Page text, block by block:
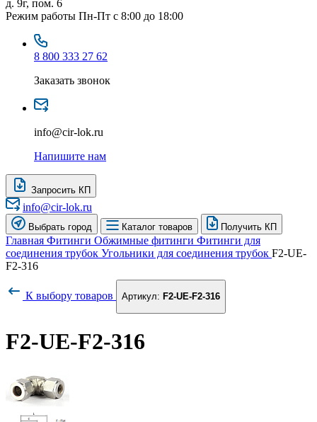
д. 9г, пом. 6
Режим работы Пн-Пт с 8:00 до 18:00
8 800 333 27 62
Заказать звонок
info@cir-lok.ru
Напишите нам
Запросить КП
info@cir-lok.ru
Выбрать город Каталог товаров Получить КП
Главная Фитинги Обжимные фитинги Фитинги для
соединения трубок Угольники для соединения трубок F2-UE-
F2-316
К выбору товаров Артикул: F2-UE-F2-316
F2-UE-F2-316